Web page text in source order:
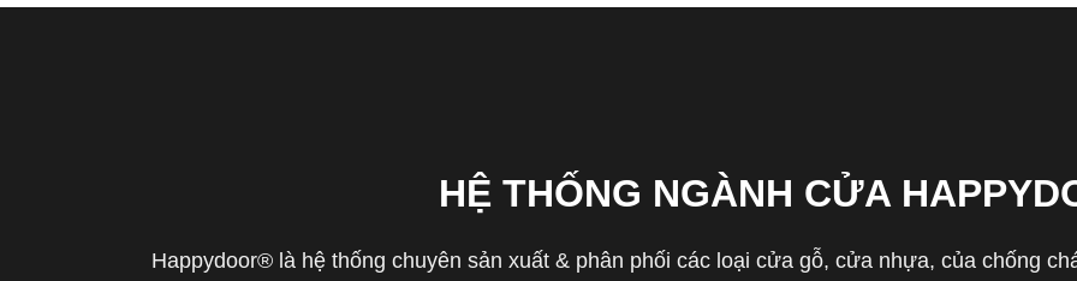
HỆ THỐNG NGÀNH CỬA
Happydoor® là hệ thống chuyên sản xuất & phân phối các loại cửa gỗ, cửa nhựa, của chống